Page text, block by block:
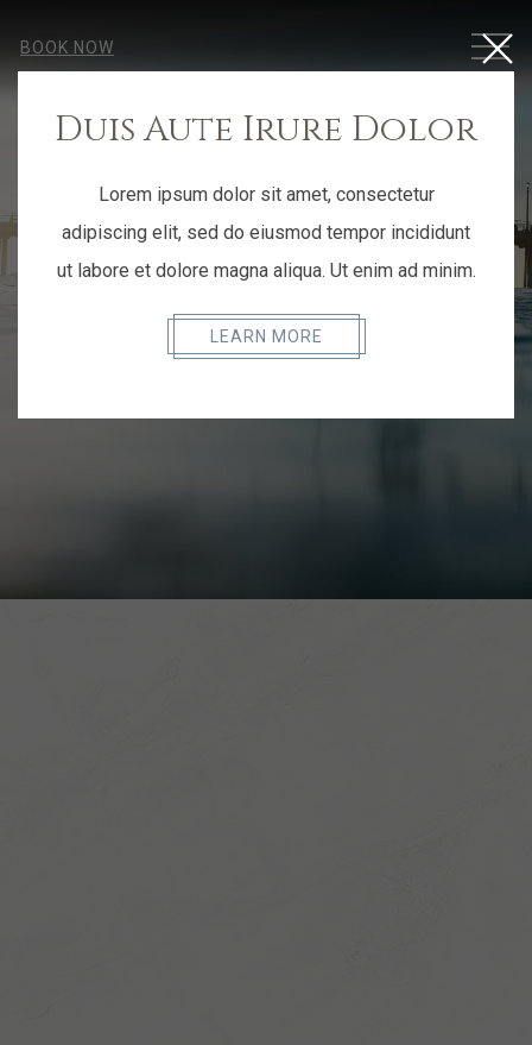
BOOK NOW
Close
Duis Aute Irure Dolor
Lorem ipsum dolor sit amet, consectetur
adipiscing elit, sed do eiusmod tempor incididunt
ut labore et dolore magna aliqua. Ut enim ad minim.
LEARN MORE